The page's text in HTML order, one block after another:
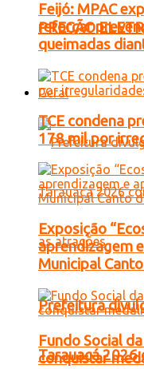
PREGÃO
Geral
Prefeitura
Tarauacá 2026
Feijó: MPAC
reforçar
queimadas
TCE condena
178 mil por
Exposição
aprendizagem
Municipal
Fundo Social
conquistar